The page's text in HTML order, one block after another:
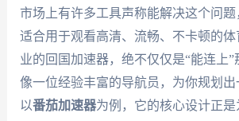
市场上有许多工具声称能解决这个问
适合用于观看高清、流畅、不卡顿的
业的回国加速器，绝不仅仅是“能连上
像一位经验丰富的导航员，为你规划出
以番茄加速器为例，它的核心设计正